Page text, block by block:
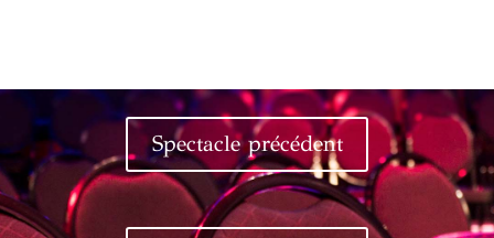
Spectacle précédent